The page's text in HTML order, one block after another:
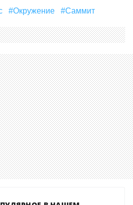
#окружение #Саммит